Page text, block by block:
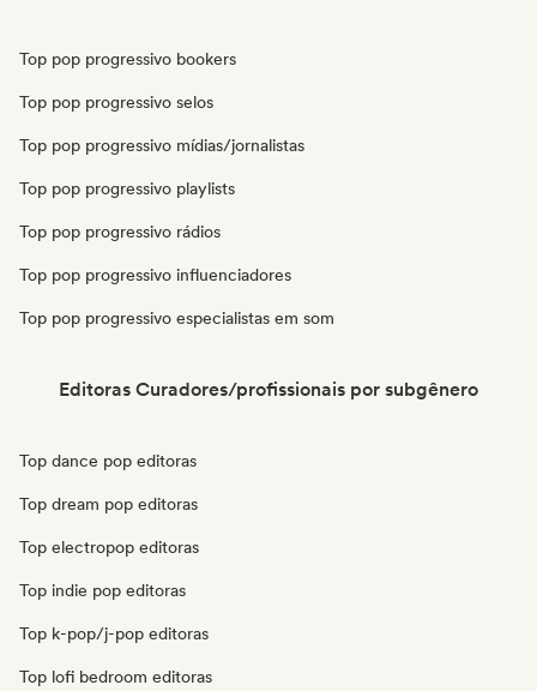
Top pop progressivo bookers
Top pop progressivo selos
Top pop progressivo mídias/jornalistas
Top pop progressivo playlists
Top pop progressivo rádios
Top pop progressivo influenciadores
Top pop progressivo especialistas em som
Editoras Curadores/profissionais por subgênero
Top dance pop editoras
Top dream pop editoras
Top electropop editoras
Top indie pop editoras
Top k-pop/j-pop editoras
Top lofi bedroom editoras